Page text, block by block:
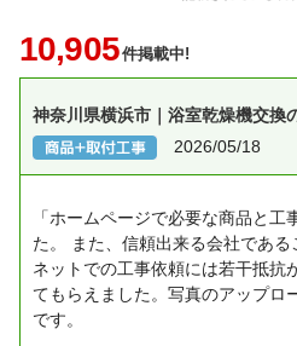
10,905件掲載中!
神奈川県横浜市｜浴室乾燥機交換
2026/05/18
「ホームページで必要な商品と工
た。
また、信頼出来る会社である
ネットでの工事依頼には若干抵抗
てもらえました。写真のアップロ
です。